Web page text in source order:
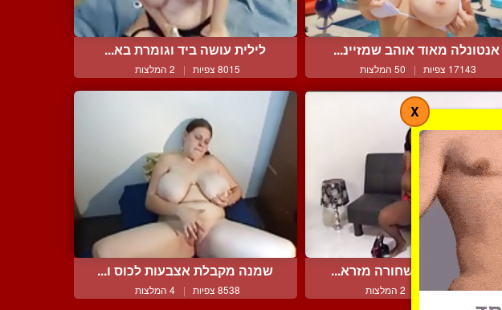
אנטונלה מאוד אוהב שמזיינ...
17143 צפיות | 50 המלצות
לילית עושה ביד וגומרת בא...
8015 צפיות | 2 המלצות
כוכבת הפורנו השחורה מזרא...
7168 צפיות | 2 המלצות
שמנה מקבלת אצבעות לכוס ו...
8538 צפיות | 4 המלצות
X